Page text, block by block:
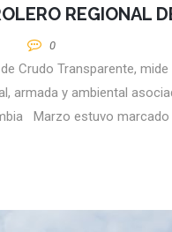
REGIONAL
0
Crudo Transparente,
armada y ambiental
Marzo estuvo marcado